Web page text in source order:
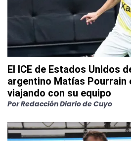
El ICE de Estados Unidos
argentino Matías Pourrain
viajando con su equipo
PorRedacción Diario de Cuyo